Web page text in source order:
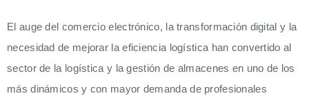
El auge del comercio electrónico, la transformación digital y la
necesidad de mejorar la eficiencia logística han convertido al
sector de la logística y la gestión de almacenes en uno de los
más dinámicos y con mayor demanda de profesionales